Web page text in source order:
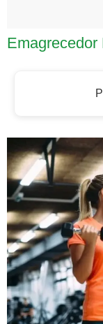
Emagrecedor